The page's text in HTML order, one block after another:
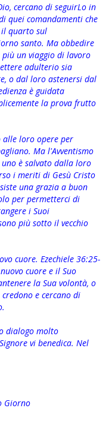
cercano di seguirLo in
quei comandamenti che
il quarto sul
santo. Ma obbedire
un viaggio di lavoro
adulterio sia
o dal loro astenersi dal
è guidata
la prova frutto
alle loro opere per
Ma l'Avventismo
è salvato dalla loro
i meriti di Gesù Cristo
una grazia a buon
per permetterci di
i Suoi
più sotto il vecchio
cuore. Ezechiele 36:25-
cuore e il Suo
la Sua volontà, o
e cercano di
dialogo molto
vi benedica. Nel
Giorno